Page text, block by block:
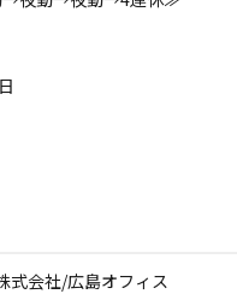
式会社/広島オフィス